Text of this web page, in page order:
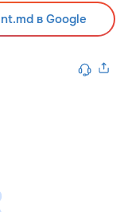
в Google